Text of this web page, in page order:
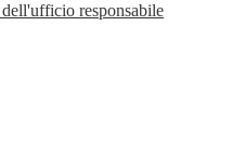
responsabile